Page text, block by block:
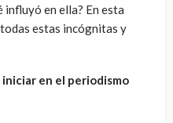
influyó en ella? En esta
estas incógnitas y
iniciar en el periodismo